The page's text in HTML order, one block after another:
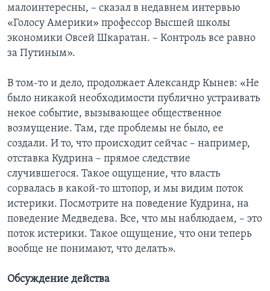
малоинтересны, – сказал в недавнем интервью
«Голосу Америки» профессор Высшей школы
экономики Овсей Шкаратан. – Контроль все равно
за Путиным».
В том-то и дело, продолжает Александр Кынев: «Не
было никакой необходимости публично устраивать
некое событие, вызывающее общественное
возмущение. Там, где проблемы не было, ее
создали. И то, что происходит сейчас – например,
отставка Кудрина – прямое следствие
случившегося. Такое ощущение, что власть
сорвалась в какой-то штопор, и мы видим поток
истерики. Посмотрите на поведение Кудрина, на
поведение Медведева. Все, что мы наблюдаем, – это
поток истерики. Такое ощущение, что они теперь
вообще не понимают, что делать».
Обсуждение действа